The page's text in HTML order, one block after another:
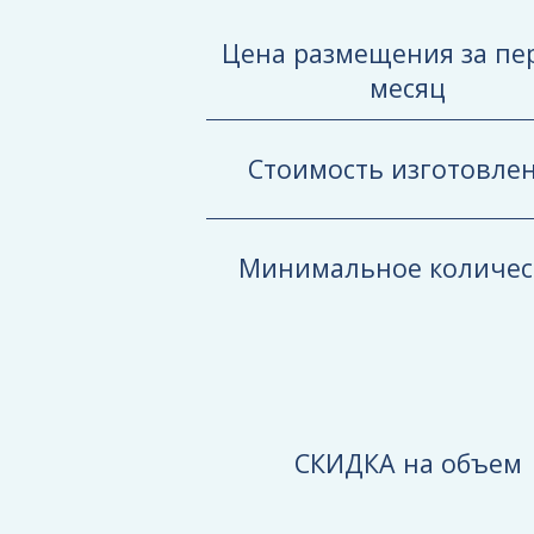
Цена размещения за
месяц
Стоимость
Минимальное
СКИДКА на объем